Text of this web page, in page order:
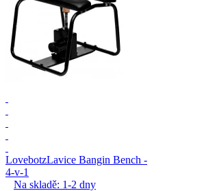
LovebotzLavice Bangin Bench -
4-v-1
Na skladě: 1-2 dny